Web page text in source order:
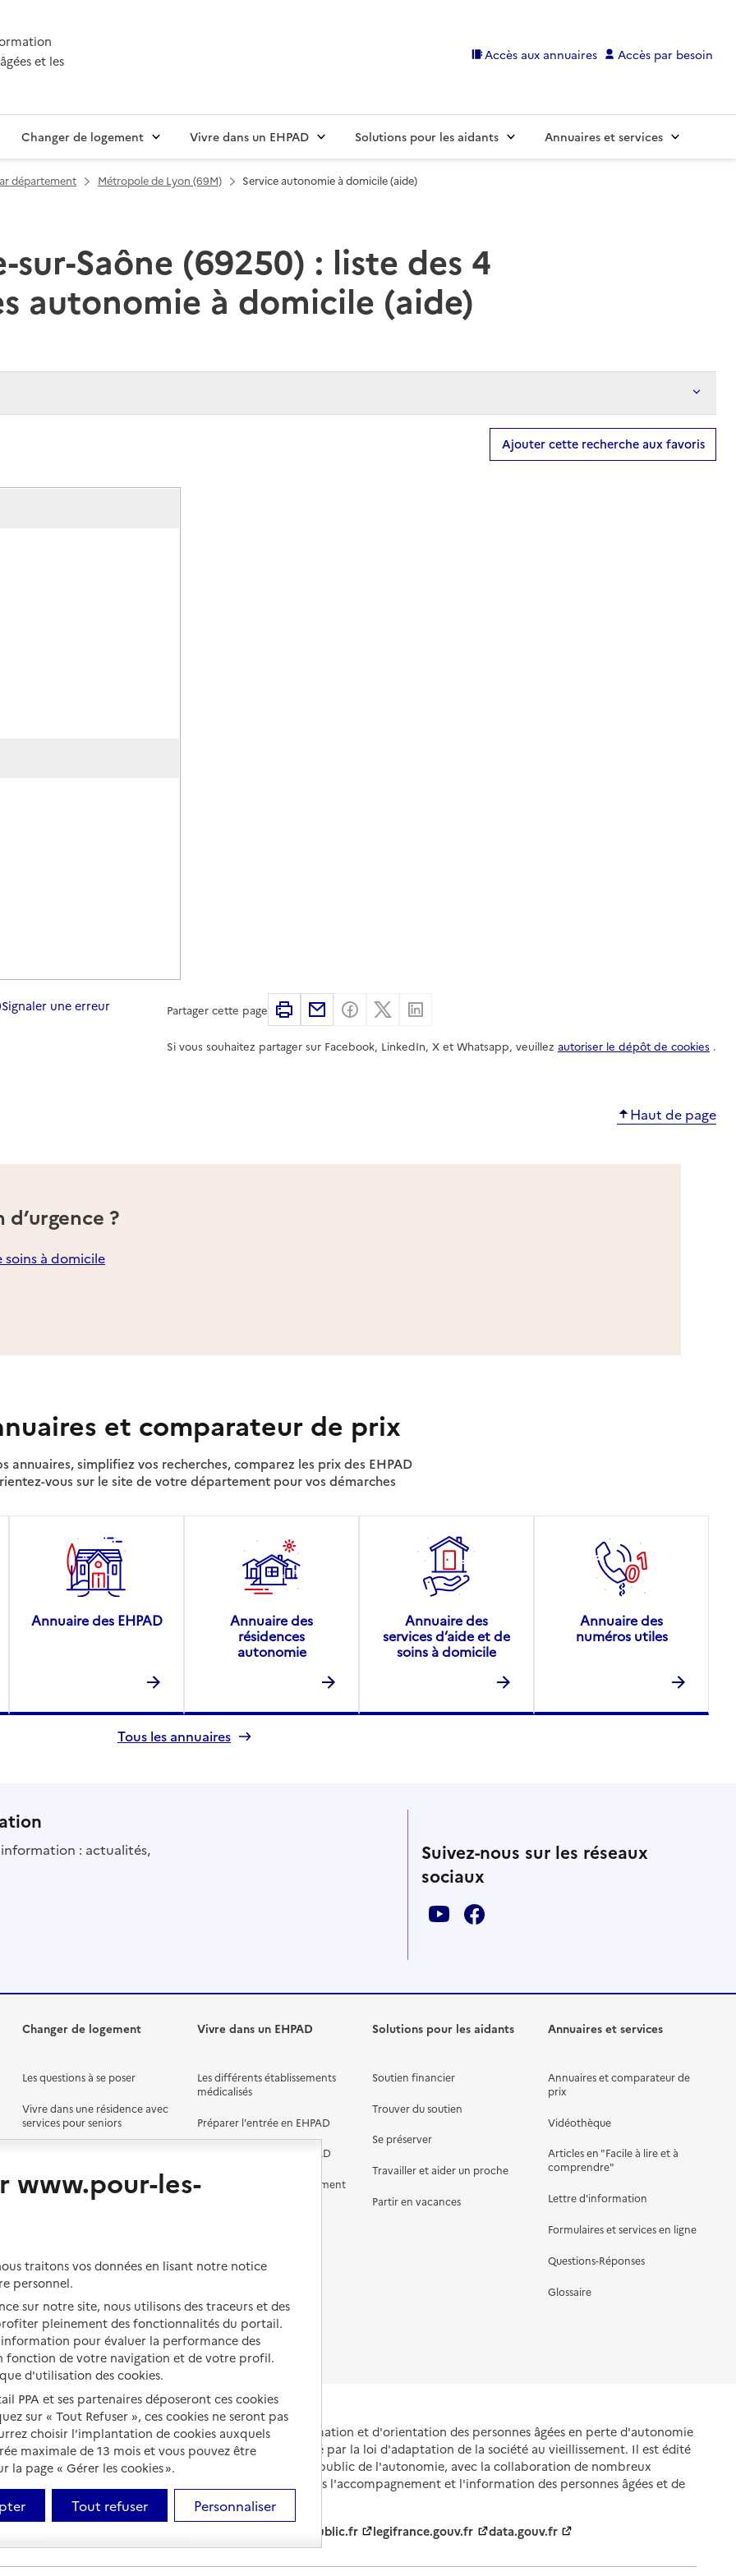
et les
Accès aux annuaires Accès par besoin
Changer de logement Vivre dans un EHPAD Solutions pour les aidants Annuaires et services
département Métropole de Lyon (69M) Service autonomie à domicile (aide)
sur-Saône (69250) : liste des 4
autonomie à domicile (aide)
Ajouter cette recherche aux favoris
Signaler une erreur Partager cette page ImprimerPartager par email
Partager sur Facebook
Partager sur X
Si vous souhaitez partager sur Facebook, LinkedIn, X et Whatsapp, veuillez autoriser le dépôt de cookies .
Haut de page
?
soins à domicile
et comparateur de prix
annuaires, simplifiez vos recherches, comparez les prix des EHPAD
vous sur le site de votre département pour vos démarches
Annuaire des EHPAD
Annuaire des
résidences
autonomie
Annuaire des
services d’aide et de
soins à domicile
Annuaire des
numéros utiles
Tous les annuaires
: actualités,
Suivez-nous sur les réseaux
sociaux
Changer de logement
Les questions à se poser
Vivre dans une résidence avec
services pour seniors
Vivre en accueil familial
Vivre dans un EHPAD
Les différents établissements
médicalisés
Préparer l'entrée en EHPAD
Aides financières en EHPAD
Prévention, accompagnement
Droits en EHPAD
Fin de vie en EHPAD
Solutions pour les aidants
Soutien financier
Trouver du soutien
Se préserver
Travailler et aider un proche
Partir en vacances
Annuaires et services
Annuaires et comparateur de
prix
Vidéothèque
Articles en "Facile à lire et à
comprendre"
Lettre d'information
Formulaires et services en ligne
Questions-Réponses
Glossaire
Portail national d'information et d'orientation des personnes âgées en perte d'autonomie
et de leurs proches, créé par la loi d'adaptation de la société au vieillissement. Il est édité
et animé par le Service public de l'autonomie, avec la collaboration de nombreux
partenaires engagés dans l'accompagnement et l'information des personnes âgées et de
leurs aidants.
service-public.fr legifrance.gouv.fr data.gouv.fr
www.pour-les-
traitons vos données en lisant notre notice
personnel.
sur notre site, nous utilisons des traceurs et des
pleinement des fonctionnalités du portail.
pour évaluer la performance des
fonction de votre navigation et de votre profil.
d'utilisation des cookies.
PPA et ses partenaires déposeront ces cookies
sur « Tout Refuser », ces cookies ne seront pas
choisir l’implantation de cookies auxquels
maximale de 13 mois et vous pouvez être
page « Gérer les cookies ».
Tout refuser Personnaliser